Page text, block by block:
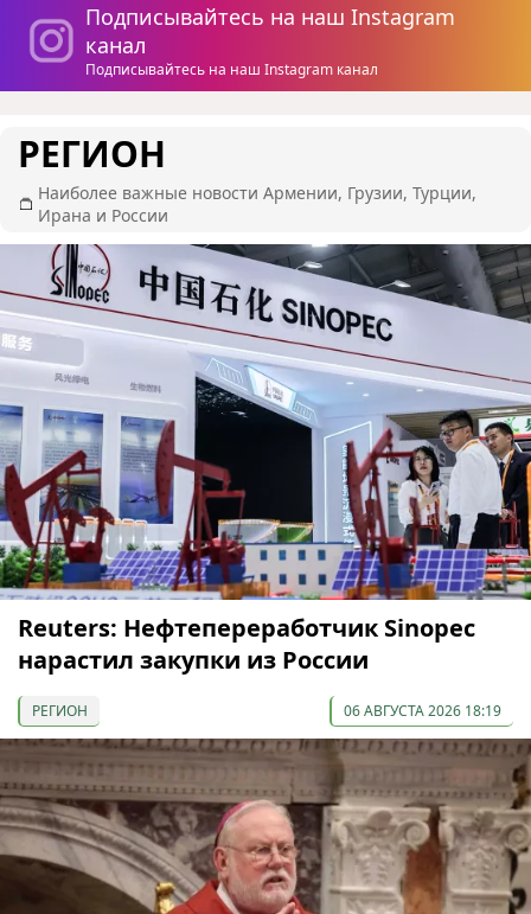
Подписывайтесь на наш Instagram
канал
Подписывайтесь на наш Instagram канал
РЕГИОН
Наиболее важные новости Армении, Грузии, Турции,
Ирана и России
Reuters: Нефтепереработчик Sinopec
нарастил закупки из России
РЕГИОН 06 АВГУСТА 2026 18:19